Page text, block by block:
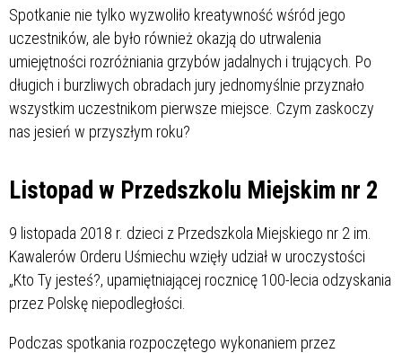
Spotkanie nie tylko wyzwoliło kreatywność wśród jego
uczestników, ale było również okazją do utrwalenia
umiejętności rozróżniania grzybów jadalnych i trujących. Po
długich i burzliwych obradach jury jednomyślnie przyznało
wszystkim uczestnikom pierwsze miejsce. Czym zaskoczy
nas jesień w przyszłym roku?
Listopad w Przedszkolu Miejskim nr 2
9 listopada 2018 r. dzieci z Przedszkola Miejskiego nr 2 im.
Kawalerów Orderu Uśmiechu wzięły udział w uroczystości
„Kto Ty jesteś?, upamiętniającej rocznicę 100-lecia odzyskania
przez Polskę niepodległości.
Podczas spotkania rozpoczętego wykonaniem przez